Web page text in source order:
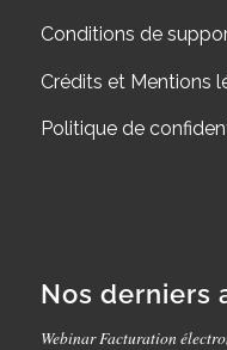
Conditions de
Crédits et Mentions
Politique de
Nos derniers
Webinar Facturation